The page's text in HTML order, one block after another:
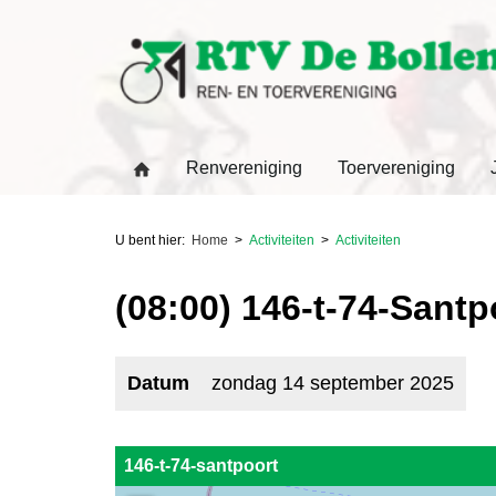
Renvereniging Toervereniging
U bent hier: Home Activiteiten Activiteiten
(08:00) 146-t-74-
Datum zondag 14 september 2025
146-t-74-santpoort